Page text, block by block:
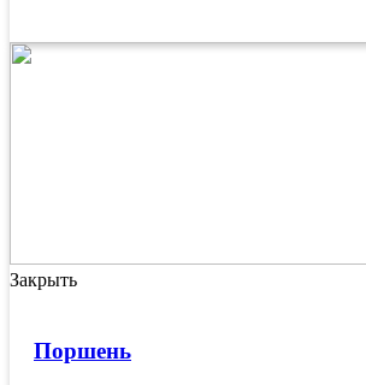
Закрыть
Поршень